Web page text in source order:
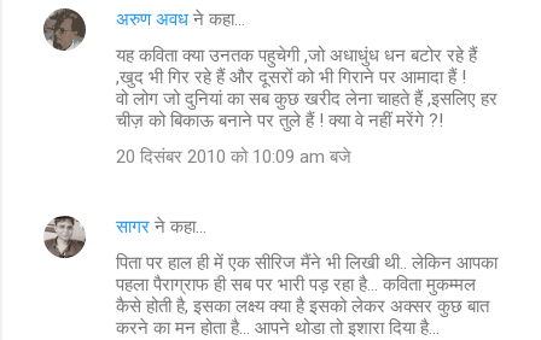
अरुण अवध ने कहा…
यह कविता क्या उनतक पहुचेगी ,जो अधाधुंध धन बटोर रहे हैं
,खुद भी गिर रहे हैं और दूसरों को भी गिराने पर आमादा हैं !
वो लोग जो दुनियां का सब कुछ खरीद लेना चाहते हैं ,इसलिए हर
चीज़ को बिकाऊ बनाने पर तुले हैं ! क्या वे नहीं मरेंगे ?!
20 दिसंबर 2010 को 10:09 am बजे
सागर ने कहा…
पिता पर हाल ही में एक सीरिज मैंने भी लिखी थी.. लेकिन आपका
पहला पैराग्राफ ही सब पर भारी पड़ रहा है... कविता मुकम्मल
कैसे होती है, इसका लक्ष्य क्या है इसको लेकर अक्सर कुछ बात
करने का मन होता है... आपने थोडा तो इशारा दिया है...